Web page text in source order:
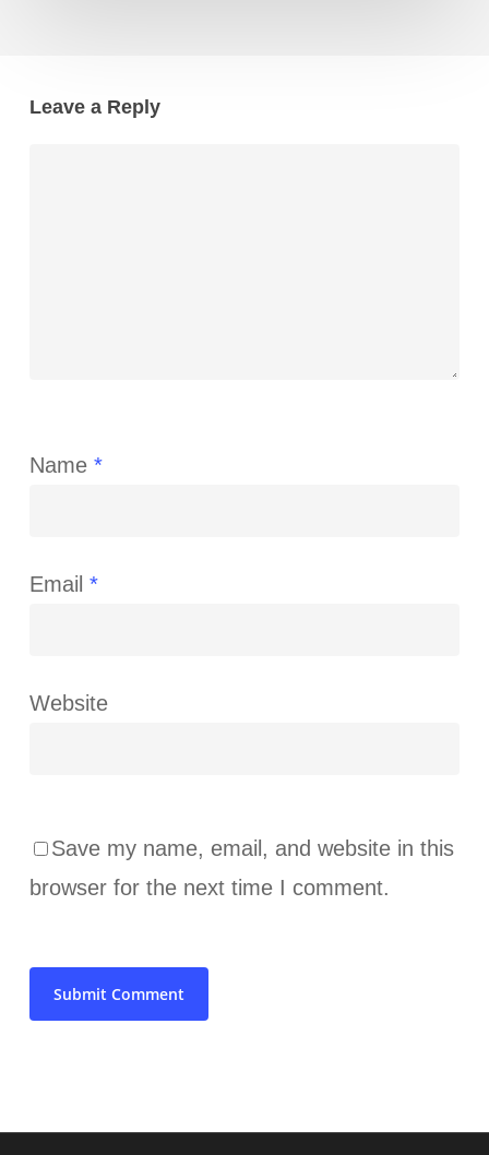
Leave a Reply
Name *
Email *
Website
Save my name, email, and website in this
browser for the next time I comment.